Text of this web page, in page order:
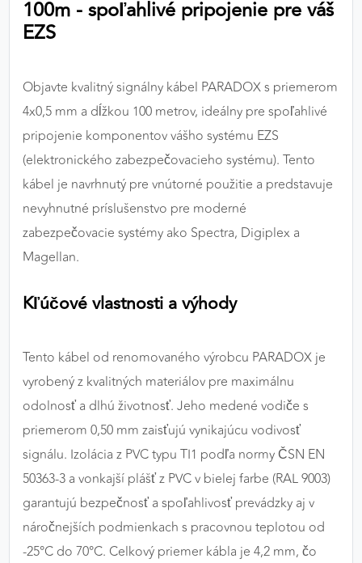
100m - spoľahlivé pripojenie pre váš
EZS
Objavte kvalitný signálny kábel PARADOX s priemerom
4x0,5 mm a dĺžkou 100 metrov, ideálny pre spoľahlivé
pripojenie komponentov vášho systému EZS
(elektronického zabezpečovacieho systému). Tento
kábel je navrhnutý pre vnútorné použitie a predstavuje
nevyhnutné príslušenstvo pre moderné
zabezpečovacie systémy ako Spectra, Digiplex a
Magellan.
Kľúčové vlastnosti a výhody
Tento kábel od renomovaného výrobcu PARADOX je
vyrobený z kvalitných materiálov pre maximálnu
odolnosť a dlhú životnosť. Jeho medené vodiče s
priemerom 0,50 mm zaisťujú vynikajúcu vodivosť
signálu. Izolácia z PVC typu TI1 podľa normy ČSN EN
50363-3 a vonkajší plášť z PVC v bielej farbe (RAL 9003)
garantujú bezpečnosť a spoľahlivosť prevádzky aj v
náročnejších podmienkach s pracovnou teplotou od
-25°C do 70°C. Celkový priemer kábla je 4,2 mm, čo
výkon a funkčnosť našich stránok.
Poskytovateľ: Google
MARKETINGOVÉ COOKIES
Marketingové cookies sa používajú na sledovanie
správania používateľov naprieč webovými
stránkami. Umožňujú nám a našim partnerom
zobrazovať cielenú a relevantnú reklamu, a to na
našom webe aj v reklamných sieťach tretích strán.